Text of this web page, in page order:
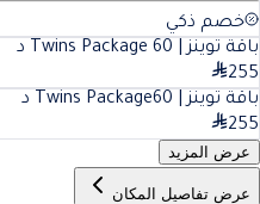
خصم ذكي
باقة توينز | Twins Package 60
د
255
باقة توينز | Twins Package 60
د
255
عرض المزيد
عرض تفاصيل المكان